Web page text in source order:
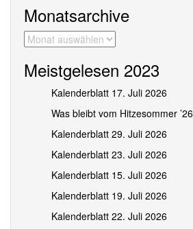
Monatsarchive
Monatsarchive
Meistgelesen 2023
Kalenderblatt 17. Juli 2026
Was bleibt vom Hitzesommer ’26
Kalenderblatt 29. Juli 2026
Kalenderblatt 23. Juli 2026
Kalenderblatt 15. Juli 2026
Kalenderblatt 19. Juli 2026
Kalenderblatt 22. Juli 2026